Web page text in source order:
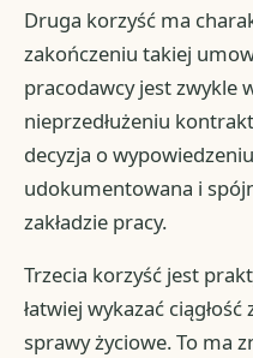
Druga korzyść ma
zakończeniu takiej
pracodawcy jest zwykle
nieprzedłużeniu
decyzja o
udokumentowana i
zakładzie pracy.
Trzecia korzyść jest
łatwiej wykazać
sprawy życiowe. To ma